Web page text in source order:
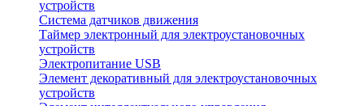
устройств
Система датчиков движения
Таймер электронный для электроустановочных
устройств
Электропитание USB
Элемент декоративный для электроустановочных
устройств